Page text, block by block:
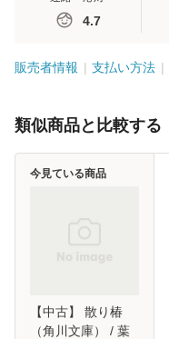
4.7
販売者情報 支払い方法
類似商品と比較する
【中古】 散り椿
（角川文庫） / 葉
今見ている商品